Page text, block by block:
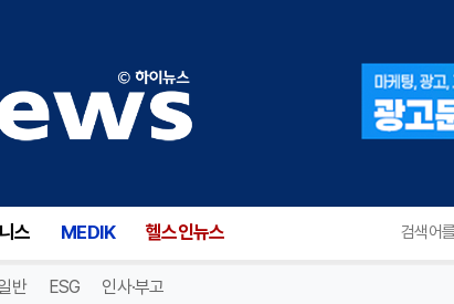
스 MEDIK 헬스인뉴스
반 ESG 인사·부고